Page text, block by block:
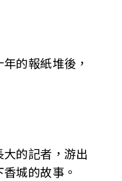
的報紙堆後，
的記者，游出
城的故事。